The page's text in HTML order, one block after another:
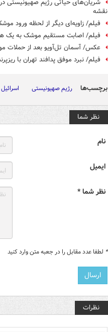
نقشه
فیلم/ زاویه‌ای دیگر از لحظه ورود
فیلم/ اصابت مستقیم موشک‌ به یک
عکس/ آسمان تل‌آویو بعد از حملات
فیلم/ نبرد موفق پدافند تهران با
برچسب‌ها رژیم صهیونیستی اسرائیل
نظر شما
نام
ایمیل
نظر شما *
* لطفا عدد مقابل را در جعبه متن وارد کنید
نظرات